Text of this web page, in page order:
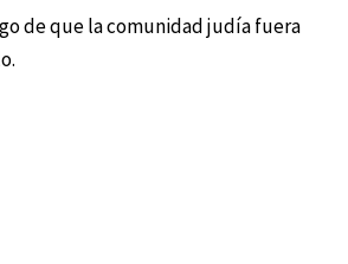
de que la comunidad judía fuera